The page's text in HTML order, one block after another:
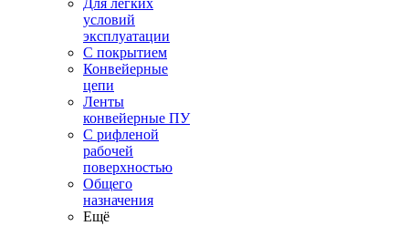
Для легких
условий
эксплуатации
С покрытием
Конвейерные
цепи
Ленты
конвейерные ПУ
С рифленой
рабочей
поверхностью
Общего
назначения
Ещё